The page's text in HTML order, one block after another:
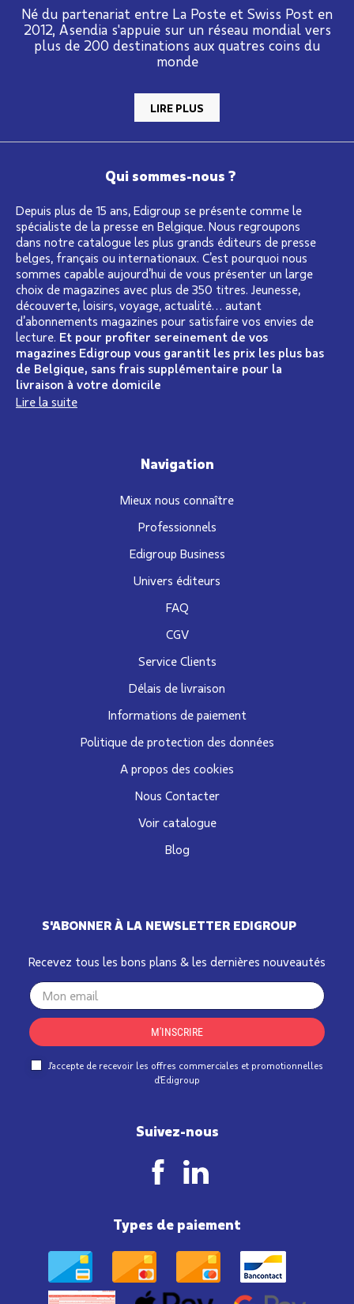
Né du partenariat entre La Poste et Swiss Post en
2012, Asendia s'appuie sur un réseau mondial vers
plus de 200 destinations aux quatres coins du
monde
LIRE PLUS
Qui sommes-nous ?
Depuis plus de 15 ans, Edigroup se présente comme le
spécialiste de la presse en Belgique. Nous regroupons
dans notre catalogue les plus grands éditeurs de presse
belges, français ou internationaux. C’est pourquoi nous
sommes capable aujourd’hui de vous présenter un large
choix de magazines avec plus de 350 titres. Jeunesse,
découverte, loisirs, voyage, actualité… autant
d’abonnements magazines pour satisfaire vos envies de
lecture. Et pour profiter sereinement de vos
magazines Edigroup vous garantit les prix les plus bas
de Belgique, sans frais supplémentaire pour la
livraison à votre domicile
Lire la suite
S'ABONNER À LA NEWSLETTER EDIGROUP
Recevez tous les bons plans & les dernières nouveautés
Your
email
M'INSCRIRE
J'accepte de recevoir les offres commerciales et promotionnelles
d'Edigroup
Navigation
Mieux nous connaître
Professionnels
Edigroup Business
Univers éditeurs
FAQ
CGV
Service Clients
Délais de livraison
Informations de paiement
Politique de protection des données
A propos des cookies
Nous Contacter
Voir catalogue
Blog
Suivez-nous
Types de paiement